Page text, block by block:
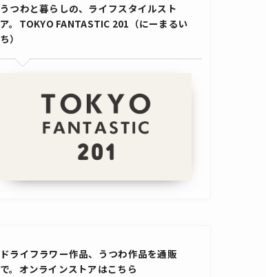
うつわと暮らしの、ライフスタイルスト
ア。TOKYO FANTASTIC 201（にーまるい
ち）
ドライフラワー作品、うつわ作品を通販
で。オンラインストアはこちら